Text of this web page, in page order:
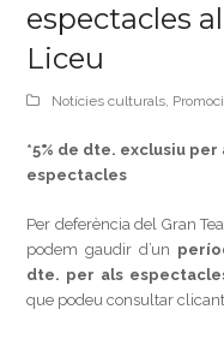
espectacles
Liceu
Notícies culturals,
*5% de dte. exclusiu
espectacles
Per deferència del Gran
podem gaudir d’un
dte. per als
que podeu consultar